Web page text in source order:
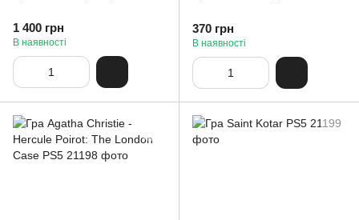
1 400 грн
В наявності
370 грн
В наявності